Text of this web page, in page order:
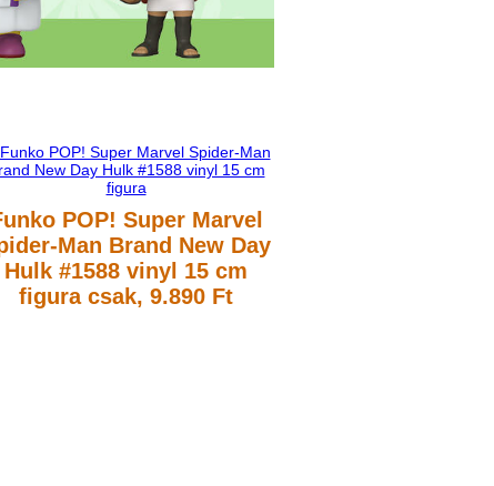
POP! Super Marvel
Man Brand New Day
Hulk #1588 vinyl 15 cm
figuracsak, 9.890 Ft